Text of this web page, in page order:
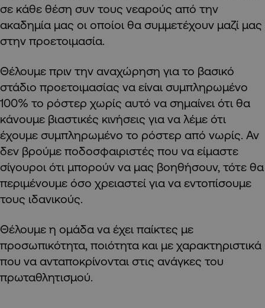
σε κάθε θέση συν τους νεαρούς από την
ακαδημία μας οι οποίοι θα συμμετέχουν μαζί μας
στην προετοιμασία.
Θέλουμε πριν την αναχώρηση για το βασικό
στάδιο προετοιμασίας να είναι συμπληρωμένο
100% το ρόστερ χωρίς αυτό να σημαίνει ότι θα
κάνουμε βιαστικές κινήσεις για να λέμε ότι
έχουμε συμπληρωμένο το ρόστερ από νωρίς. Αν
δεν βρούμε ποδοσφαιριστές που να είμαστε
σίγουροι ότι μπορούν να μας βοηθήσουν, τότε θα
περιμένουμε όσο χρειαστεί για να εντοπίσουμε
τους ιδανικούς.
Θέλουμε η ομάδα να έχει παίκτες με
προσωπικότητα, ποιότητα και με χαρακτηριστικά
που να ανταποκρίνονται στις ανάγκες του
πρωταθλητισμού.